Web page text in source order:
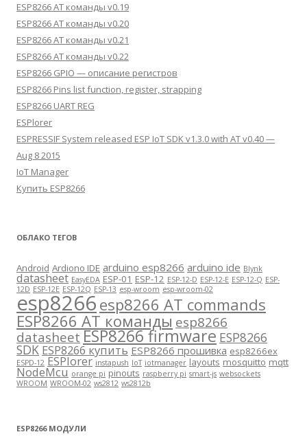
ESP8266 AT команды v0.19
ESP8266 AT команды v0.20
ESP8266 AT команды v0.21
ESP8266 AT команды v0.22
ESP8266 GPIO — описание регистров
ESP8266 Pins list function, register, strapping
ESP8266 UART REG
ESPlorer
ESPRESSIF System released ESP IoT SDK v1.3.0 with AT v0.40 —
Aug 8 2015
IoT Manager
Купить ESP8266
ОБЛАКО ТЕГОВ
Android Ardiono IDE arduino esp8266 arduino ide Blynk
datasheet EasyEDA ESP-01 ESP-12 ESP-12-D ESP-12-E ESP-12-Q ESP-
12D ESP-12E ESP-12Q ESP-13 esp-wroom esp-wroom-02
esp8266 esp8266 AT commands
ESP8266 AT команды esp8266
datasheet ESP8266 firmware ESP8266
SDK ESP8266 купить ESP8266 прошивка esp8266ex
ESPD-12 ESPlorer instapush IoT iotmanager layouts mosquitto mqtt
NodeMcu orange pi pinouts raspberry pi smart-js websockets
WROOM WROOM-02 ws2812 ws2812b
ESP8266 МОДУЛИ